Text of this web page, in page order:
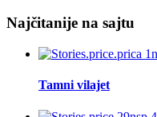
Najčitanije na sajtu
Tamni vilajet